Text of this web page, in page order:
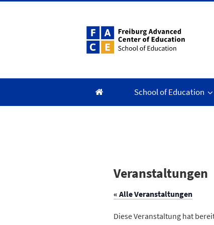
Zum
School of Education
Veranstaltungen
« Alle Veranstaltungen
Diese Veranstaltung hat